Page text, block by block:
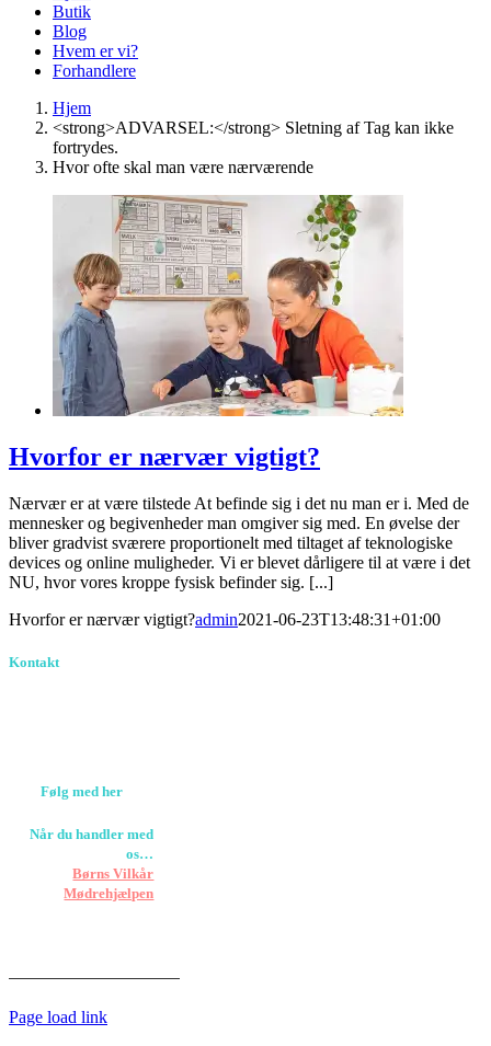
Butik
Blog
Hvem er vi?
Forhandlere
Hjem
<strong>ADVARSEL:</strong> Sletning af Tag kan ikke
fortrydes.
Hvor ofte skal man være nærværende
Hvorfor er nærvær vigtigt?
Nærvær er at være tilstede At befinde sig i det nu man er i. Med de
mennesker og begivenheder man omgiver sig med. En øvelse der
bliver gradvist sværere proportionelt med tiltaget af teknologiske
devices og online muligheder. Vi er blevet dårligere til at være i det
NU, hvor vores kroppe fysisk befinder sig. [...]
Hvorfor er nærvær vigtigt?admin2021-06-23T13:48:31+01:00
Kontakt
Følg med her
Når du handler med
os…
Støtter viBørns Vilkår
ogMødrehjælpen
Page load link